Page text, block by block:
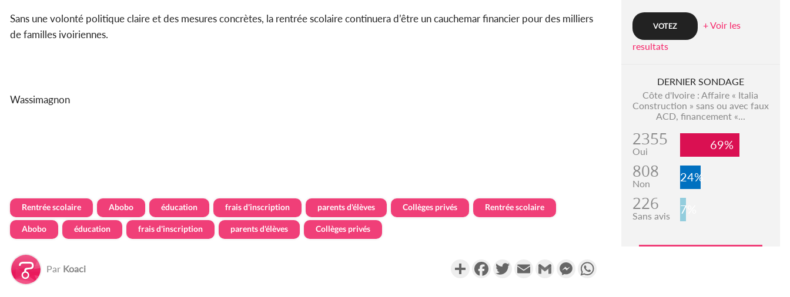
Sans une volonté politique claire et des mesures concrètes, la rentrée scolaire continuera d’être un cauchemar financier pour des milliers
de familles ivoiriennes.
Wassimagnon
Rentrée scolaire Abobo éducation frais d'inscription parents d'élèves Collèges privés Rentrée scolaire
Abobo éducation frais d'inscription parents d'élèves Collèges privés
Par Koaci PartagerFacebookTwitterEmail Gmail Messenger
+ Voir les
resultats
DERNIER SONDAGE
Côte d'Ivoire : Affaire « Italia
Construction » sans ou avec faux
ACD, financement «...
2355
Oui 69%
808
Non 24%
226
Sans avis 7%